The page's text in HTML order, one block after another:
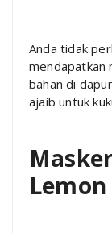
Anda tidak
mendapatkan
bahan di
ajaib untuk
Lemon